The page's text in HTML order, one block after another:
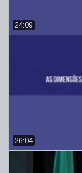
24:09
26:04